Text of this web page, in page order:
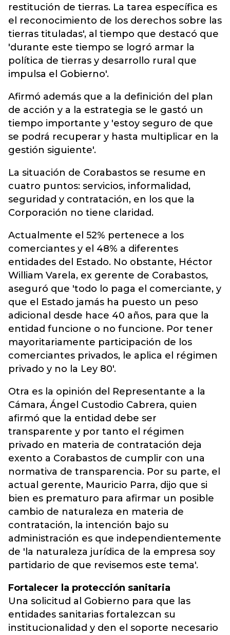
restitución de tierras. La tarea específica es
el reconocimiento de los derechos sobre las
tierras tituladas', al tiempo que destacó que
'durante este tiempo se logró armar la
política de tierras y desarrollo rural que
impulsa el Gobierno'.
Afirmó además que a la definición del plan
de acción y a la estrategia se le gastó un
tiempo importante y 'estoy seguro de que
se podrá recuperar y hasta multiplicar en la
gestión siguiente'.
La situación de Corabastos se resume en
cuatro puntos: servicios, informalidad,
seguridad y contratación, en los que la
Corporación no tiene claridad.
Actualmente el 52% pertenece a los
comerciantes y el 48% a diferentes
entidades del Estado. No obstante, Héctor
William Varela, ex gerente de Corabastos,
aseguró que 'todo lo paga el comerciante, y
que el Estado jamás ha puesto un peso
adicional desde hace 40 años, para que la
entidad funcione o no funcione. Por tener
mayoritariamente participación de los
comerciantes privados, le aplica el régimen
privado y no la Ley 80'.
Otra es la opinión del Representante a la
Cámara, Ángel Custodio Cabrera, quien
afirmó que la entidad debe ser
transparente y por tanto el régimen
privado en materia de contratación deja
exento a Corabastos de cumplir con una
normativa de transparencia. Por su parte, el
actual gerente, Mauricio Parra, dijo que si
bien es prematuro para afirmar un posible
cambio de naturaleza en materia de
contratación, la intención bajo su
administración es que independientemente
de 'la naturaleza jurídica de la empresa soy
partidario de que revisemos este tema'.
Fortalecer la protección sanitaria
Una solicitud al Gobierno para que las
entidades sanitarias fortalezcan su
institucionalidad y den el soporte necesario